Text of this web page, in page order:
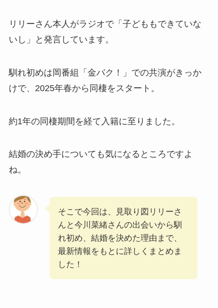
リリーさん本人がラジオで「子どももできていな
いし」と発言しています。
馴れ初めは岡番組「金バク！」での共演がきっか
けで、2025年春から同棲をスタート。
約1年の同棲期間を経て入籍に至りました。
結婚の決め手についても気になるところですよ
ね。
そこで今回は、見取り図リリーさ
んと今川菜緒さんの出会いから馴
れ初め、結婚を決めた理由まで、
最新情報をもとに詳しくまとめま
した！